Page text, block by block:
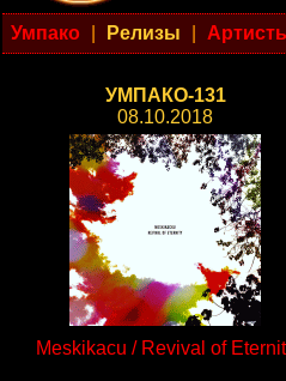
Умпако Релизы
УМПАКО-131
08.10.2018
Meskikacu / Revival of